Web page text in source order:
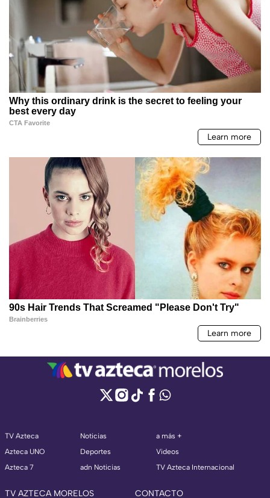
TV Azteca
Azteca UNO
Azteca 7
Noticias
Deportes
adn Noticias
a más +
Videos
TV Azteca Internacional
TV AZTECA MORELOS CONTACTO